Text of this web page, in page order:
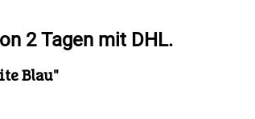
2 Tagen mit DHL.
Blau"